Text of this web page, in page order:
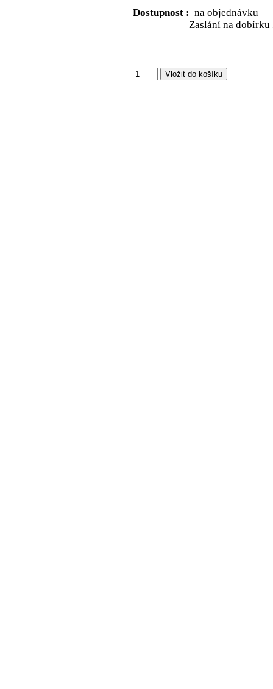
Dostupnost : na objednávku
Zaslání na dobírku